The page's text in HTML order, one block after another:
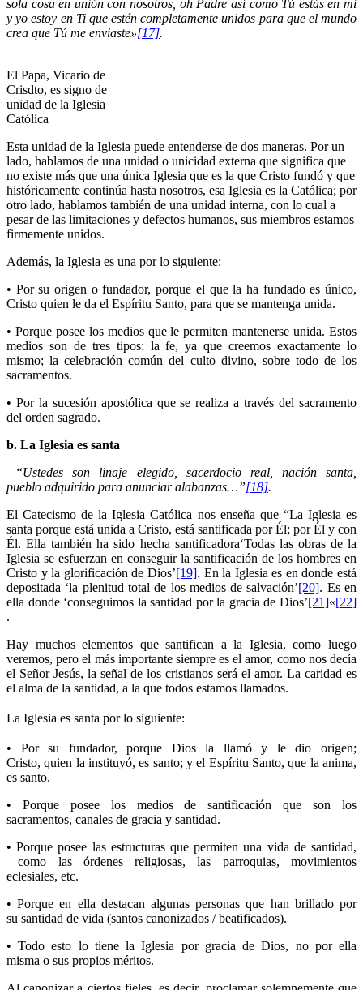
sola cosa en unión con nosotros, oh Padre así como Tú estás en mí
y yo estoy en Ti que estén completamente unidos para que el mundo
crea que Tú me enviaste»[17].
El Papa, Vicario de
Crisdto, es signo de
unidad de la Iglesia
Católica
Esta unidad de la Iglesia puede entenderse de dos maneras. Por un
lado, hablamos de una unidad o unicidad externa que significa que
no existe más que una única Iglesia que es la que Cristo fundó y que
históricamente continúa hasta nosotros, esa Iglesia es la Católica; por
otro lado, hablamos también de una unidad interna, con lo cual a
pesar de las limitaciones y defectos humanos, sus miembros estamos
firmemente unidos.
Además, la Iglesia es una por lo siguiente:
• Por su origen o fundador, porque el que la ha fundado es único,
Cristo quien le da el Espíritu Santo, para que se mantenga unida.
• Porque posee los medios que le permiten mantenerse unida. Estos
medios son de tres tipos: la fe, ya que creemos exactamente lo
mismo; la celebración común del culto divino, sobre todo de los
sacramentos.
• Por la sucesión apostólica que se realiza a través del sacramento
del orden sagrado.
b. La Iglesia es santa
“Ustedes son linaje elegido, sacerdocio real, nación santa,
pueblo adquirido para anunciar alabanzas…”[18].
El Catecismo de la Iglesia Católica nos enseña que “La Iglesia es
santa porque está unida a Cristo, está santificada por Él; por Él y con
Él. Ella también ha sido hecha santificadora‘Todas las obras de la
Iglesia se esfuerzan en conseguir la santificación de los hombres en
Cristo y la glorificación de Dios’[19]. En la Iglesia es en donde está
depositada ‘la plenitud total de los medios de salvación’[20]. Es en
ella donde ‘conseguimos la santidad por la gracia de Dios’[21]«[22]
.
Hay muchos elementos que santifican a la Iglesia, como luego
veremos, pero el más importante siempre es el amor, como nos decía
el Señor Jesús, la señal de los cristianos será el amor. La caridad es
el alma de la santidad, a la que todos estamos llamados.
La Iglesia es santa por lo siguiente:
• Por su fundador, porque Dios la llamó y le dio origen;
Cristo, quien la instituyó, es santo; y el Espíritu Santo, que la anima,
es santo.
• Porque posee los medios de santificación que son los
sacramentos, canales de gracia y santidad.
• Porque posee las estructuras que permiten una vida de santidad,
como las órdenes religiosas, las parroquias, movimientos
eclesiales, etc.
• Porque en ella destacan algunas personas que han brillado por
su santidad de vida (santos canonizados / beatificados).
• Todo esto lo tiene la Iglesia por gracia de Dios, no por ella
misma o sus propios méritos.